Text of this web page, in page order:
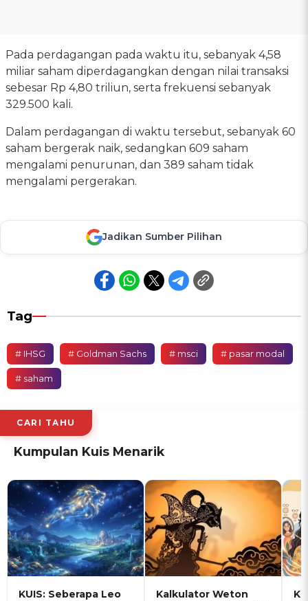
Pada perdagangan pada waktu itu, sebanyak 4,58
miliar saham diperdagangkan dengan nilai transaksi
sebesar Rp 4,80 triliun, serta frekuensi sebanyak
329.500 kali.
Dalam perdagangan di waktu tersebut, sebanyak 60
saham bergerak naik, sedangkan 609 saham
mengalami penurunan, dan 389 saham tidak
mengalami pergerakan.
Jadikan Sumber Pilihan
Tag
# IHSG # Goldman Sachs # msci # pasar modal
# saham
CARI TAHU
Kumpulan Kuis Menarik
KUIS: Seberapa Leo
Kalkulator Weton